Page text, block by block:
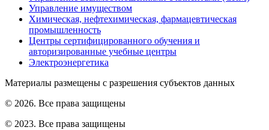
Управление имуществом
Химическая, нефтехимическая, фармацевтическая
промышленность
Центры сертифицированного обучения и
авторизированные учебные центры
Электроэнергетика
Материалы размещены с разрешения субъектов данных
© 2026. Все права защищены
© 2023. Все права защищены